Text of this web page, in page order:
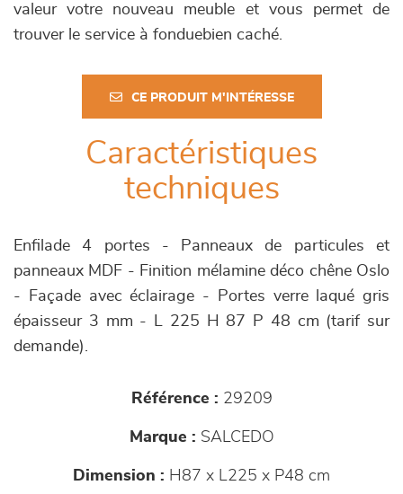
valeur votre nouveau meuble et vous permet de
trouver le service à fonduebien caché.
CE PRODUIT M'INTÉRESSE
Caractéristiques
techniques
Enfilade 4 portes - Panneaux de particules et
panneaux MDF - Finition mélamine déco chêne Oslo
- Façade avec éclairage - Portes verre laqué gris
épaisseur 3 mm - L 225 H 87 P 48 cm (tarif sur
demande).
Référence : 29209
Marque : SALCEDO
Dimension : H87 x L225 x P48 cm